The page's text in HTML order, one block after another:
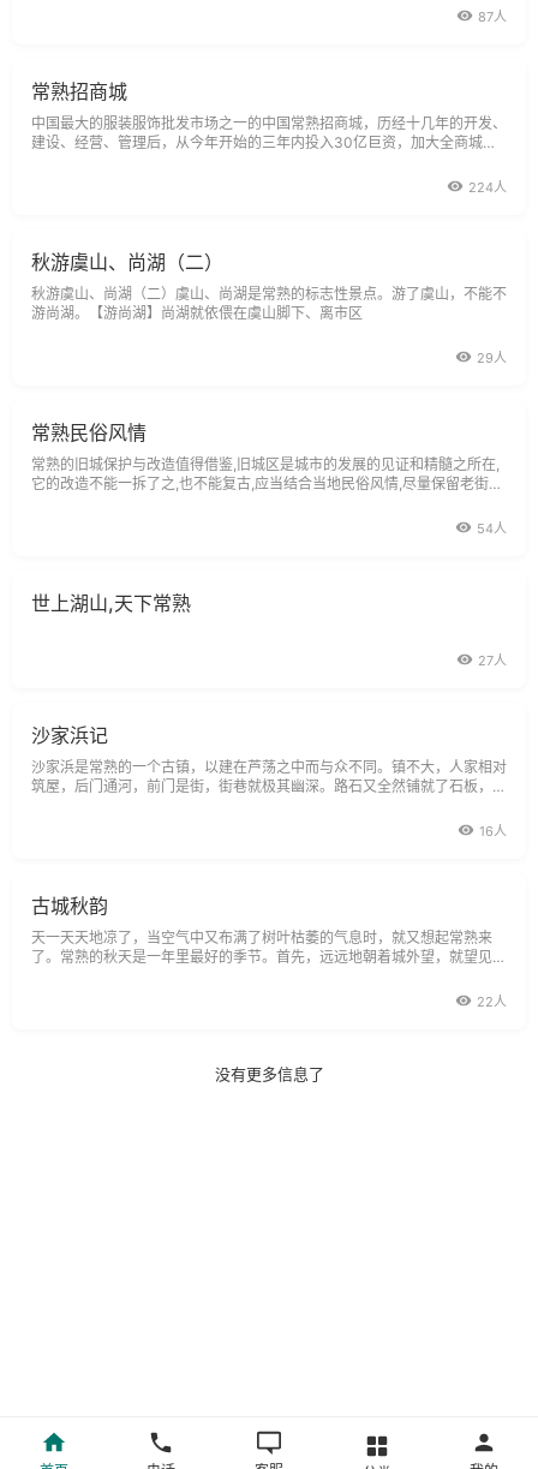
87人
常熟招商城
中国最大的服装服饰批发市场之一的中国常熟招商城，历经十几年的开发、
建设、经营、管理后，从今年开始的三年内投入30亿巨资，加大全商城的
985年当地政府对一个自发形成的自产自销的马路市场，进行因势利导、因
224人
秋游虞山、尚湖（二）
秋游虞山、尚湖（二）虞山、尚湖是常熟的标志性景点。游了虞山，不能不
游尚湖。【游尚湖】尚湖就依偎在虞山脚下、离市区
29人
常熟民俗风情
常熟的旧城保护与改造值得借鉴,旧城区是城市的发展的见证和精髓之所在,
它的改造不能一拆了之,也不能复古,应当结合当地民俗风情,尽量保留老街区
清时期的老宅，有些颇有历史价值，旧城区的改造与其说是政府单方面开发
54人
世上湖山,天下常熟
27人
沙家浜记
沙家浜是常熟的一个古镇，以建在芦荡之中而与众不同。镇不大，人家相对
筑屋，后门通河，前门是街，街巷就极其幽深。路石又全然铺就了石板，石
浮在了水上。从街往里走，看两边屋舍，大都两层，木头横七竖八，结构巧
16人
古城秋韵
天一天天地凉了，当空气中又布满了树叶枯萎的气息时，就又想起常熟来
了。常熟的秋天是一年里最好的季节。首先，远远地朝着城外望，就望见原
黄浓黄；红，也有浅红深红。满山的树叶像在魔术师手里，神奇地变换着色
22人
没有更多信息了